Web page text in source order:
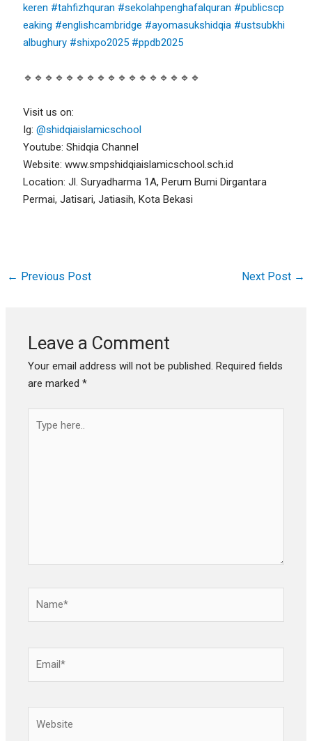
keren #tahfizhquran #sekolahpenghafalquran #publicscp
eaking #englishcambridge #ayomasukshidqia #ustsubkhi
albughury #shixpo2025 #ppdb2025
🔹🔹🔹🔹🔹🔹🔹🔹🔹🔹🔹🔹🔹🔹🔹🔹🔹
Visit us on:
Ig:@shidqiaislamicschool
Youtube: Shidqia Channel
Website: www.smpshidqiaislamicschool.sch.id
Location: Jl. Suryadharma 1A, Perum Bumi Dirgantara
Permai, Jatisari, Jatiasih, Kota Bekasi
← Previous Post Next Post →
Leave a Comment
Your email address will not be published. Required fields
are marked*
here..